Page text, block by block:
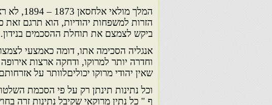
המלך
הזרות למשפחות יהודיות, הוא תרגם זאת
ביקש לצמצם את תוחלת ההסכמים בנידון.
אנגליה הסכימה אתו, דומה כאמצעי
וחדרה יותר למרוקו, ודחקה ארצות
שאין יהודי מרוקו יכוליםלוותר על
וכל נתינות תינתן רק על פי הסכמת
ף " כל נתין מרוקאי שקיבל נתינות זרה